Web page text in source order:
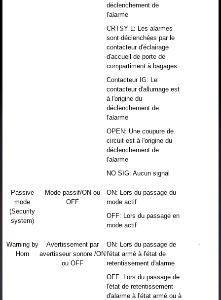
déclenchement de
l'alarme
CRTSY L: Les alarmes
sont déclenchées par le
contacteur d'éclairage
d'accueil de porte de
compartiment à bagages
Contacteur IG: Le
contacteur d'allumage est
à l'origine du
déclenchement de
l'alarme
OPEN: Une coupure de
circuit est à l'origine du
déclenchement de
l'alarme
NO SIG: Aucun signal
Passive
mode
(Security
system)
Mode passif/ON ou
OFF
ON: Lors du passage du
mode actif
OFF: Lors du passage en
mode actif
-
Warning by
Horn
Avertissement par
avertisseur sonore /ON
ou OFF
ON: Lors du passage de
l'état armé à l'état de
retentissement d'alarme
OFF: Lors du passage de
l'état de retentissement
d'alarme à l'état armé ou à
-